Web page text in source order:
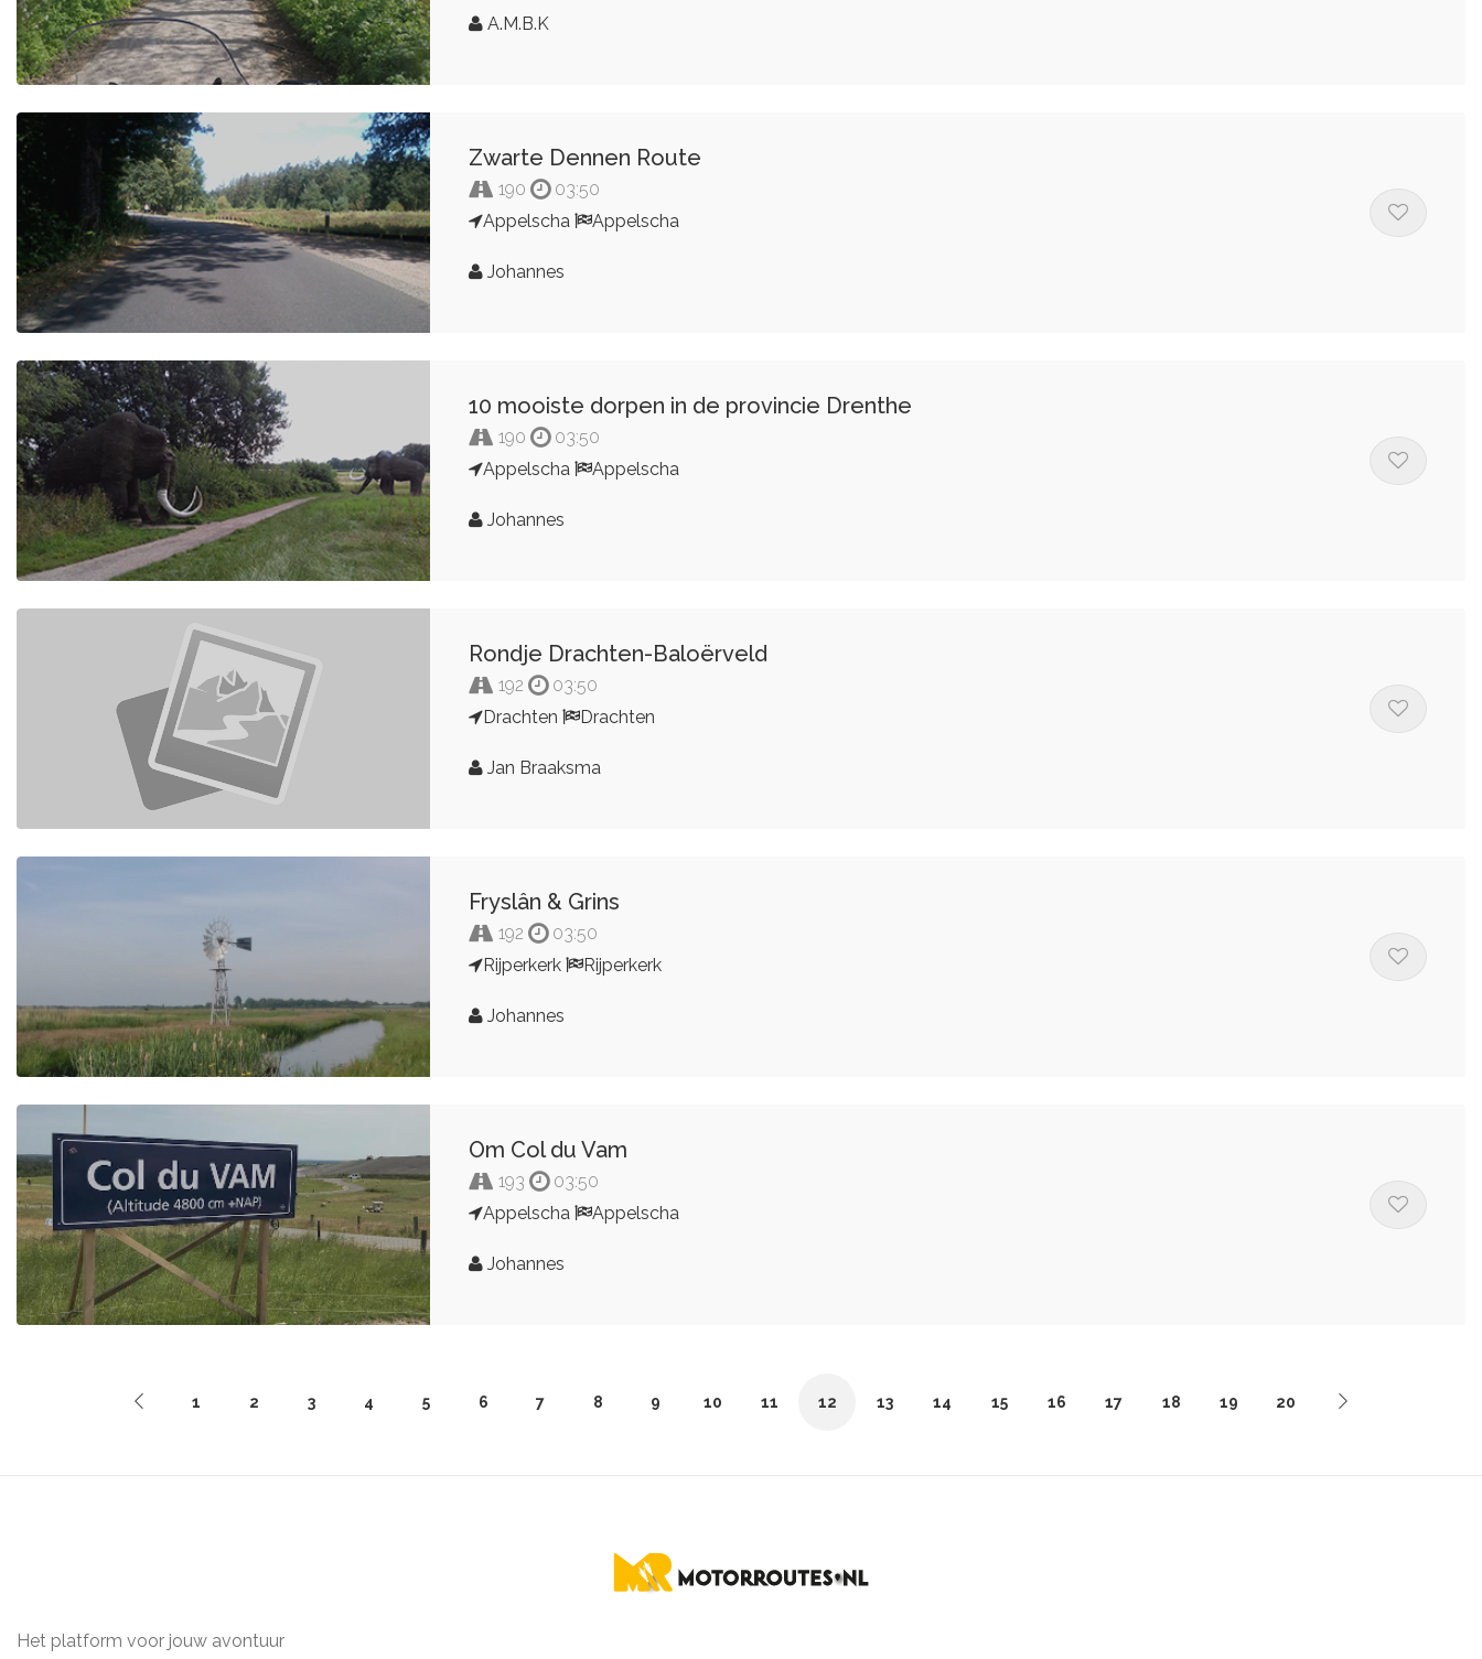
A.M.B.K
Zwarte Dennen Route
190
03:50
Appelscha
Appelscha
Johannes
10 mooiste dorpen in de provincie Drenthe
190
03:50
Appelscha
Appelscha
Johannes
Rondje Drachten-Baloërveld
192
03:50
Drachten
Drachten
Jan Braaksma
Fryslân & Grins
192
03:50
Rijperkerk
Rijperkerk
Johannes
Om Col du Vam
193
03:50
Appelscha
Appelscha
Johannes
1 2 3 4 5 6 7 8 9 10 11 12 13 14 15 16 17 18 19 20
Het platform voor jouw avontuur